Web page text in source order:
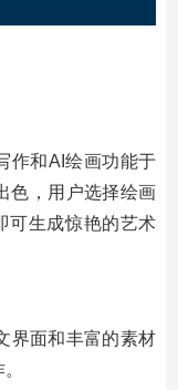
作和AI绘画功能于
色，用户选择绘画
可生成惊艳的艺术
界面和丰富的素材